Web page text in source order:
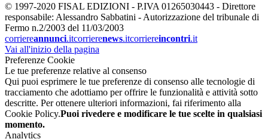
© 1997-2020 FISAL EDIZIONI - P.IVA 01265030443 - Direttore
responsabile: Alessandro Sabbatini - Autorizzazione del tribunale di
Fermo n.2/2003 del 11/03/2003
corriereannunci.itcorrierenews.itcorriereincontri.it
Vai all'inizio della pagina
Preferenze Cookie
Le tue preferenze relative al consenso
Qui puoi esprimere le tue preferenze di consenso alle tecnologie di
tracciamento che adottiamo per offrire le funzionalità e attività sotto
descritte. Per ottenere ulteriori informazioni, fai riferimento alla
Cookie Policy.Puoi rivedere e modificare le tue scelte in qualsiasi
momento.
Analytics